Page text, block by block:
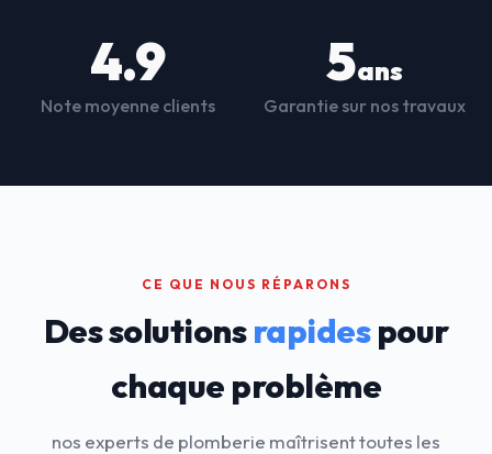
4.9
Note moyenne clients
5ans
Garantie sur nos travaux
CE QUE NOUS RÉPARONS
Des solutionsrapidespour
chaque problème
nos experts de plomberie maîtrisent toutes les